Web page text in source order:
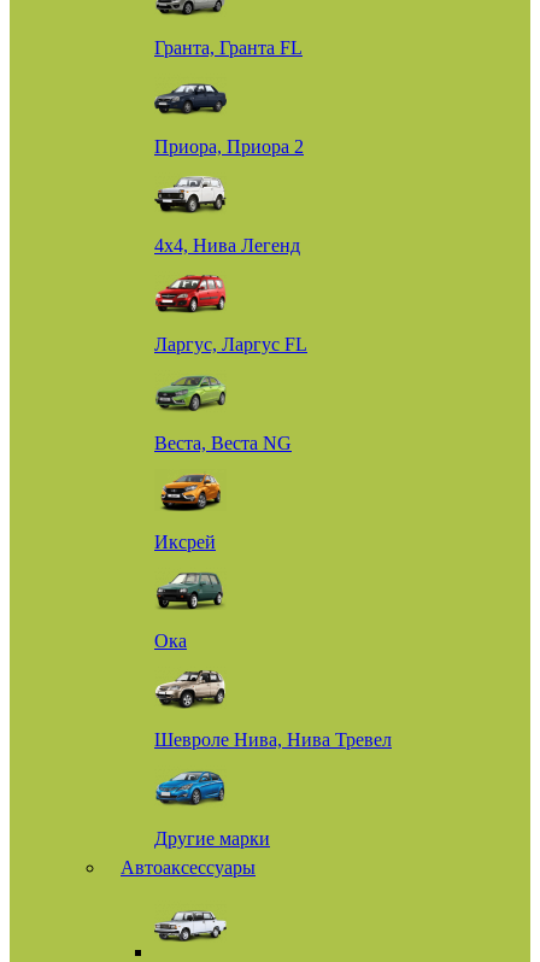
Гранта, Гранта FL
Приора, Приора 2
4х4, Нива Легенд
Ларгус, Ларгус FL
Веста, Веста NG
Иксрей
Ока
Шевроле Нива, Нива Тревел
Другие марки
Автоаксессуары